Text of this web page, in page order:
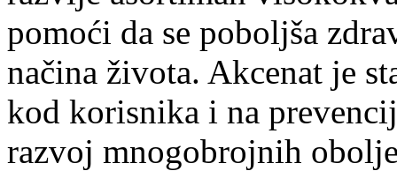
pomoći da se poboljša
načina života. Akcenat je
kod korisnika i na
razvoj mnogobrojnih